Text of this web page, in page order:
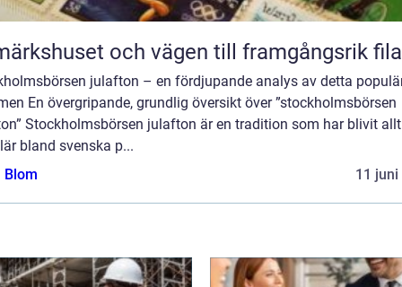
och vägen till framgångsrik
julafton – en fördjupande analys av detta
En övergripande, grundlig översikt över ”stockholmsbörsen
Stockholmsbörsen julafton är en tradition som har blivit
bland svenska p...
Blom
11 juni